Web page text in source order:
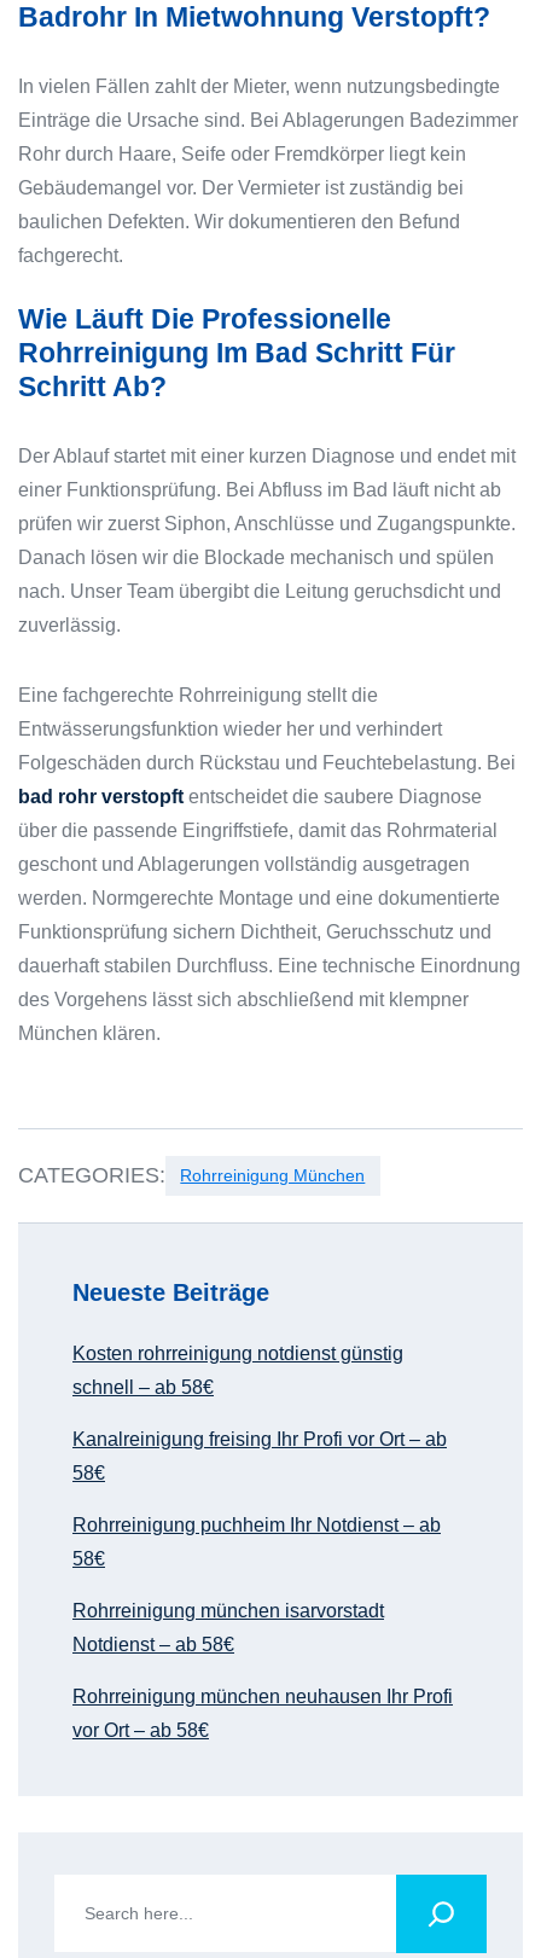
Badrohr In Mietwohnung Verstopft?
In vielen Fällen zahlt der Mieter, wenn nutzungsbedingte
Einträge die Ursache sind. Bei Ablagerungen Badezimmer
Rohr durch Haare, Seife oder Fremdkörper liegt kein
Gebäudemangel vor. Der Vermieter ist zuständig bei
baulichen Defekten. Wir dokumentieren den Befund
fachgerecht.
Wie Läuft Die Professionelle
Rohrreinigung Im Bad Schritt Für
Schritt Ab?
Der Ablauf startet mit einer kurzen Diagnose und endet mit
einer Funktionsprüfung. Bei Abfluss im Bad läuft nicht ab
prüfen wir zuerst Siphon, Anschlüsse und Zugangspunkte.
Danach lösen wir die Blockade mechanisch und spülen
nach. Unser Team übergibt die Leitung geruchsdicht und
zuverlässig.
Eine fachgerechte Rohrreinigung stellt die
Entwässerungsfunktion wieder her und verhindert
Folgeschäden durch Rückstau und Feuchtebelastung. Bei
bad rohr verstopft entscheidet die saubere Diagnose
über die passende Eingriffstiefe, damit das Rohrmaterial
geschont und Ablagerungen vollständig ausgetragen
werden. Normgerechte Montage und eine dokumentierte
Funktionsprüfung sichern Dichtheit, Geruchsschutz und
dauerhaft stabilen Durchfluss. Eine technische Einordnung
des Vorgehens lässt sich abschließend mit klempner
München klären.
CATEGORIES: Rohrreinigung München
Neueste Beiträge
Kosten rohrreinigung notdienst günstig
schnell – ab 58€
Kanalreinigung freising Ihr Profi vor Ort – ab
58€
Rohrreinigung puchheim Ihr Notdienst – ab
58€
Rohrreinigung münchen isarvorstadt
Notdienst – ab 58€
Rohrreinigung münchen neuhausen Ihr Profi
vor Ort – ab 58€